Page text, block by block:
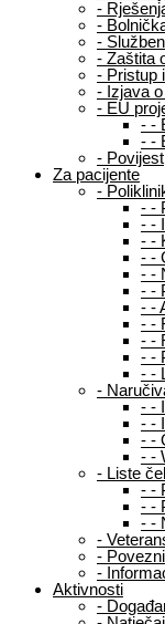
-
-
-
- Zaštita
- Pristup
- Izjava
- EU
- -
- -
- Povijest
Za pacijente
-
- -
- -
- -
- -
- -
- -
- -
- -
- -
- -
- -
-
- -
- -
- -
- -
- Liste
- -
- -
- -
-
-
-
Aktivnosti
-